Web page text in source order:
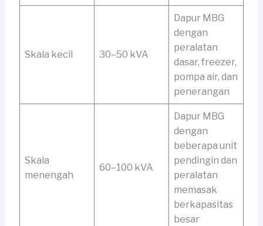
Skala kecil 30–50 kVA
Dapur MBG
dengan
peralatan
dasar, freezer,
pompa air, dan
penerangan
Skala
menengah
60–100 kVA
Dapur MBG
dengan
beberapa unit
pendingin dan
peralatan
memasak
berkapasitas
besar